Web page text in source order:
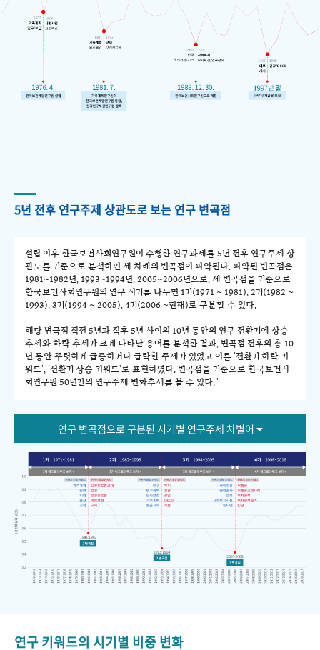
5년 전후 연구주제 상관도로 보는 연구 변곡점
설립 이후 한국보건사회연구원이 수행한 연구과제를 5년 전후 연구주제 상
관도를 기준으로 분석하면 세 차례의 변곡점이 파악된다. 파악된 변곡점은
1981~1982년, 1993~1994년, 2005~2006년으로, 세 변곡점을 기준으로
한국보건사회연구원의 연구 시기를 나누면 1기(1971 ~ 1981), 2기(1982 ~
1993), 3기(1994 ~ 2005), 4기(2006 ~현재)로 구분할 수 있다.
해당 변곡점 직전 5년과 직후 5년 사이의 10년 동안의 연구 전환기에 상승
추세와 하락 추세가 크게 나타난 용어를 분석한 결과, 변곡점 전후의 총 10
년 동안 뚜렷하게 급증하거나 급락한 주제가 있었고 이를 '전환기 하락 키
워드', '전환기 상승 키워드'로 표현하였다. 변곡점을 기준으로 한국보건사
회연구원 50년간의 연구주제 변화추세를 볼 수 있다."
연구 변곡점으로 구분된 시기별 연구주제 차별어
연구 키워드의 시기별 비중 변화